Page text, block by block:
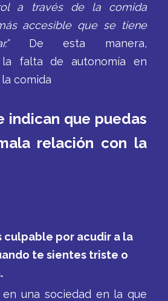
a través de la comida
accesible que se tiene
De esta manera,
la falta de autonomía en
comida
indican que puedas
relación con la
culpable por acudir a la
te sientes triste o
una sociedad en la que